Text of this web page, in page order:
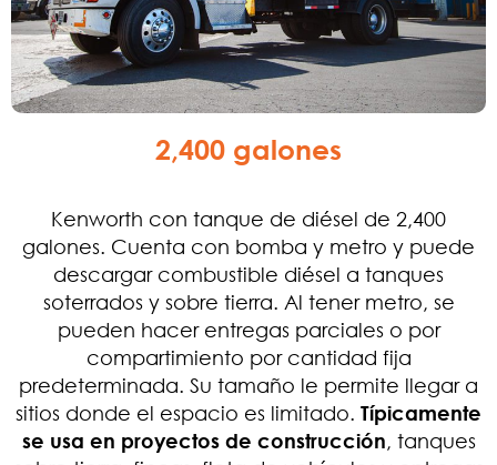
2,400 galones
Kenworth con tanque de diésel de 2,400
galones. Cuenta con bomba y metro y puede
descargar combustible diésel a tanques
soterrados y sobre tierra. Al tener metro, se
pueden hacer entregas parciales o por
compartimiento por cantidad fija
predeterminada. Su tamaño le permite llegar a
sitios donde el espacio es limitado. Típicamente
se usa en proyectos de construcción, tanques